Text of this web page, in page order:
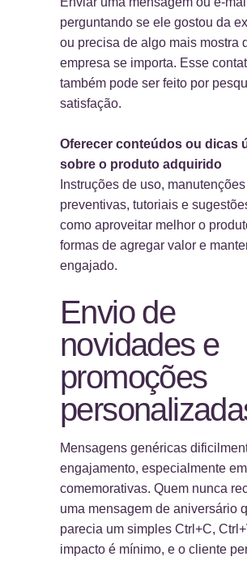
perguntando se ele gostou da
ou precisa de algo mais mostra
empresa se importa. Esse
também pode ser feito por
satisfação.
Oferecer conteúdos ou dicas
sobre o produto adquirido
Instruções de uso, manutenções
preventivas, tutoriais e
como aproveitar melhor o
formas de agregar valor e
engajado.
Envio de
novidades e
promoções
Mensagens genéricas
engajamento, especialmente
comemorativas. Quem nunca
uma mensagem de aniversário
parecia um simples Ctrl+C,
impacto é mínimo, e o cliente